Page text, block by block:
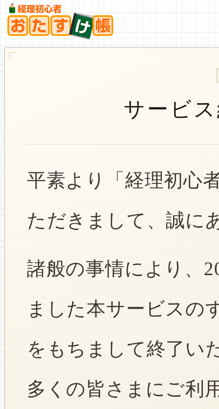
サービ
平素より「経理初心
ただきまして、誠に
諸般の事情により、
ました本サービスの
をもちまして終了い
多くの皆さまにご利